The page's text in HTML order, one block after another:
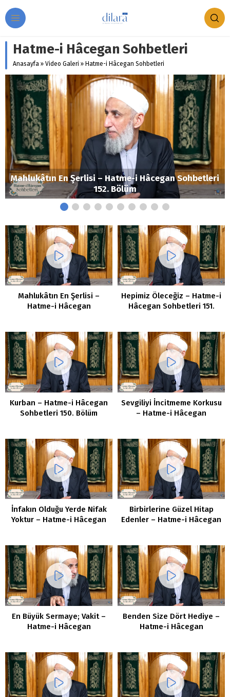
Hatme-i Hâcegan Sohbetleri
Anasayfa » Video Galeri » Hatme-i Hâcegan Sohbetleri
Mahlukâtın En Şerlisi – Hatme-i Hâcegan Sohbetleri
152. Bölüm
Mahlukâtın En Şerlisi –
Hatme-i Hâcegan
Hepimiz Öleceğiz – Hatme-i
Hâcegan Sohbetleri 151.
Kurban – Hatme-i Hâcegan
Sohbetleri 150. Bölüm
Sevgiliyi İncitmeme Korkusu
– Hatme-i Hâcegan
İnfakın Olduğu Yerde Nifak
Yoktur – Hatme-i Hâcegan
Birbirlerine Güzel Hitap
Edenler – Hatme-i Hâcegan
En Büyük Sermaye; Vakit –
Hatme-i Hâcegan
Benden Size Dört Hediye –
Hatme-i Hâcegan